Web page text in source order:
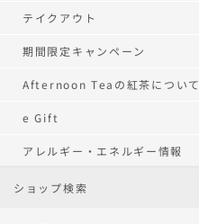
テイクアウト
期間限定キャンペーン
Afternoon Teaの紅茶について
e Gift
アレルギー・エネルギー情報
ショップ検索